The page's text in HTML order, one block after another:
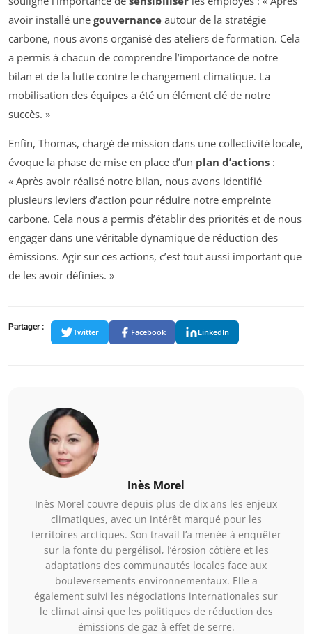
avoir installé une gouvernance autour de la stratégie
carbone, nous avons organisé des ateliers de formation. Cela
a permis à chacun de comprendre l’importance de notre
bilan et de la lutte contre le changement climatique. La
mobilisation des équipes a été un élément clé de notre
succès. »
Enfin, Thomas, chargé de mission dans une collectivité locale,
évoque la phase de mise en place d’un plan d’actions :
« Après avoir réalisé notre bilan, nous avons identifié
plusieurs leviers d’action pour réduire notre empreinte
carbone. Cela nous a permis d’établir des priorités et de nous
engager dans une véritable dynamique de réduction des
émissions. Agir sur ces actions, c’est tout aussi important que
de les avoir définies. »
Partager :
Twitter Facebook LinkedIn
Inès Morel
Inès Morel couvre depuis plus de dix ans les enjeux
climatiques, avec un intérêt marqué pour les
territoires arctiques. Son travail l’a menée à enquêter
sur la fonte du pergélisol, l’érosion côtière et les
adaptations des communautés locales face aux
bouleversements environnementaux. Elle a
également suivi les négociations internationales sur
le climat ainsi que les politiques de réduction des
émissions de gaz à effet de serre.